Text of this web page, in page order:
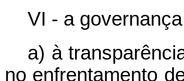
VI - a
a) à
no enfrentamento